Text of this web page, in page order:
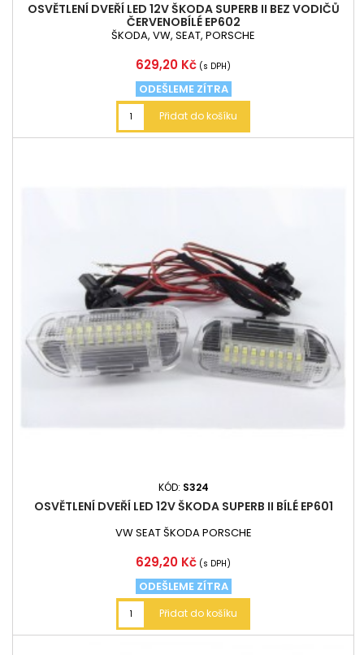
OSVĚTLENÍ DVEŘÍ LED 12V ŠKODA SUPERB II BEZ VODIČŮ
ČERVENOBÍLÉ EP602
ŠKODA, VW, SEAT, PORSCHE
Cena
629,20 Kč (s DPH)
ODEŠLEME ZÍTRA
Přidat do košíku
KÓD: S324
OSVĚTLENÍ DVEŘÍ LED 12V ŠKODA SUPERB II BÍLÉ EP601
VW SEAT ŠKODA PORSCHE
Cena
629,20 Kč (s DPH)
ODEŠLEME ZÍTRA
Přidat do košíku